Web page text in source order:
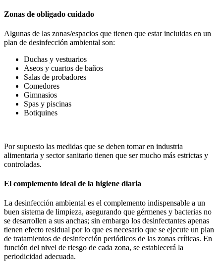
Zonas de obligado cuidado
Algunas de las zonas/espacios que tienen que estar incluidas en un
plan de desinfección ambiental son:
Duchas y vestuarios
Aseos y cuartos de baños
Salas de probadores
Comedores
Gimnasios
Spas y piscinas
Botiquines
Por supuesto las medidas que se deben tomar en industria
alimentaria y sector sanitario tienen que ser mucho más estrictas y
controladas.
El complemento ideal de la higiene diaria
La desinfección ambiental es el complemento indispensable a un
buen sistema de limpieza, asegurando que gérmenes y bacterias no
se desarrollen a sus anchas; sin embargo los desinfectantes apenas
tienen efecto residual por lo que es necesario que se ejecute un plan
de tratamientos de desinfección periódicos de las zonas críticas. En
función del nivel de riesgo de cada zona, se establecerá la
periodicidad adecuada.